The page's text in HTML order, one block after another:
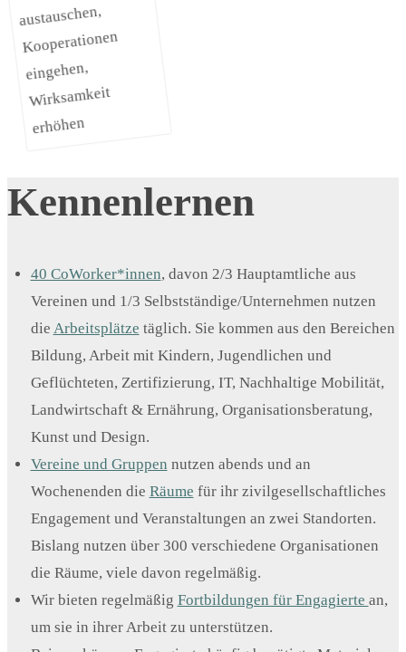
austauschen,
Kooperationen
eingehen,
Wirksamkeit
erhöhen
Kennenlernen
40 CoWorker*innen, davon 2/3 Hauptamtliche aus
Vereinen und 1/3 Selbstständige/Unternehmen nutzen
die Arbeitsplätze täglich. Sie kommen aus den Bereichen
Bildung, Arbeit mit Kindern, Jugendlichen und
Geflüchteten, Zertifizierung, IT, Nachhaltige Mobilität,
Landwirtschaft & Ernährung, Organisationsberatung,
Kunst und Design.
Vereine und Gruppen nutzen abends und an
Wochenenden die Räume für ihr zivilgesellschaftliches
Engagement und Veranstaltungen an zwei Standorten.
Bislang nutzen über 300 verschiedene Organisationen
die Räume, viele davon regelmäßig.
Wir bieten regelmäßig Fortbildungen für Engagierte an,
um sie in ihrer Arbeit zu unterstützen.